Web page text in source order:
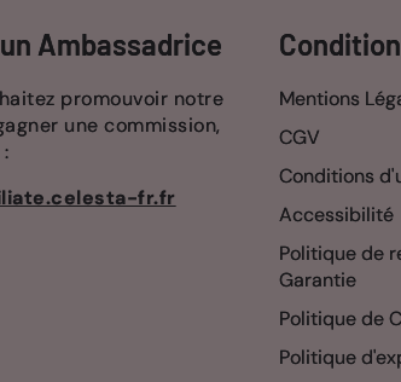
Ambassadrice
promouvoir notre
une commission,
fr.fr
Mentions
CGV
Conditions
Accessibilité
Politique de
Garantie
Politique de
Politique